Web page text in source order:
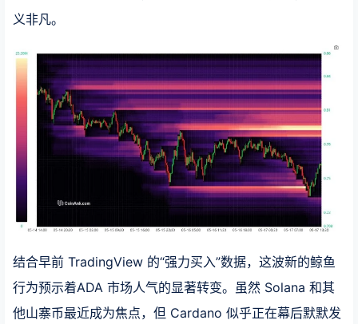
义非凡。
结合早前 TradingView 的“强力买入”数据，这波新的鲸鱼
行为预示着ADA 市场人气的显著转变。虽然 Solana 和其
他山寨币最近成为焦点，但 Cardano 似乎正在幕后默默发